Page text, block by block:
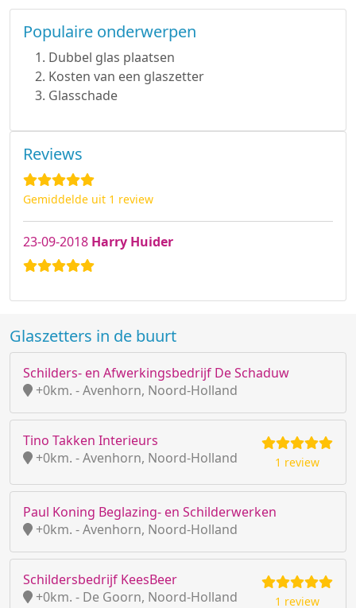
Populaire onderwerpen
Dubbel glas plaatsen
Kosten van een glaszetter
Glasschade
Reviews
Gemiddelde uit 1 review
23-09-2018 Harry Huider
Glaszetters in de buurt
Schilders- en Afwerkingsbedrijf De Schaduw
+0km. - Avenhorn, Noord-Holland
Tino Takken Interieurs
+0km. - Avenhorn, Noord-Holland
1 review
Paul Koning Beglazing- en Schilderwerken
+0km. - Avenhorn, Noord-Holland
Schildersbedrijf KeesBeer
+0km. - De Goorn, Noord-Holland
1 review